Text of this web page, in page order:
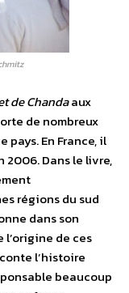
de Chandaaux
de nombreux
En France, il
2006. Dans le livre,
régions du sud
dans son
l’origine de ces
l’histoire
beaucoup